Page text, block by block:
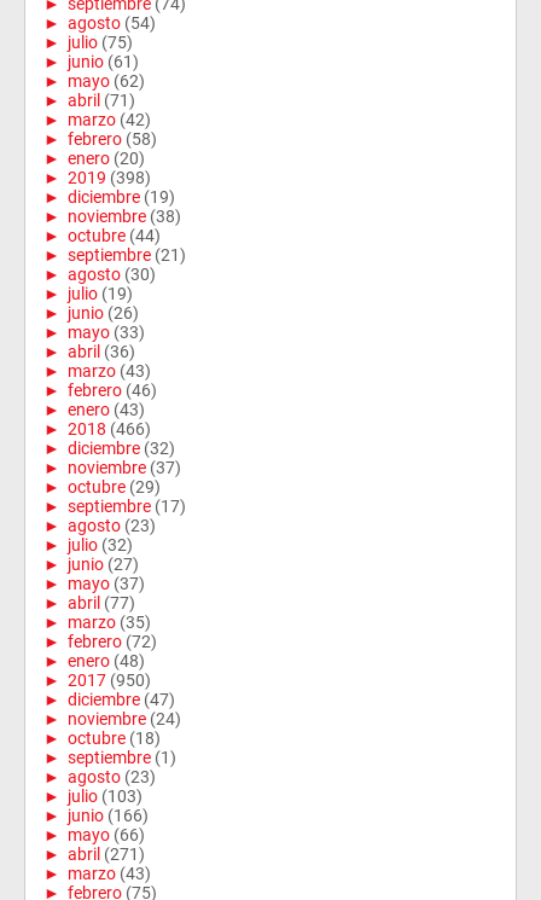
► agosto (54)
► julio (75)
► junio (61)
► mayo (62)
► abril (71)
► marzo (42)
► febrero (58)
► enero (20)
► 2019 (398)
► diciembre (19)
► noviembre (38)
► octubre (44)
► septiembre (21)
► agosto (30)
► julio (19)
► junio (26)
► mayo (33)
► abril (36)
► marzo (43)
► febrero (46)
► enero (43)
► 2018 (466)
► diciembre (32)
► noviembre (37)
► octubre (29)
► septiembre (17)
► agosto (23)
► julio (32)
► junio (27)
► mayo (37)
► abril (77)
► marzo (35)
► febrero (72)
► enero (48)
► 2017 (950)
► diciembre (47)
► noviembre (24)
► octubre (18)
► septiembre (1)
► agosto (23)
► julio (103)
► junio (166)
► mayo (66)
► abril (271)
► marzo (43)
► febrero (75)